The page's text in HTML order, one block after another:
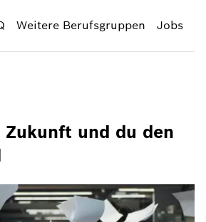
Weitere Berufsgruppen Jobs
Zukunft und du den